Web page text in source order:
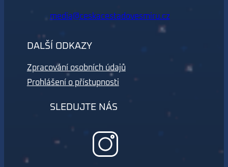
media@ceskacestadovesmiru.cz
DALŠÍ ODKAZY
Zpracování osobních údajů
Prohlášení o přístupnosti
SLEDUJTE NÁS